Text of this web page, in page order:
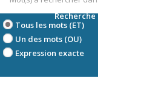
Tous les mots (ET)
Un des mots (OU)
Expression exacte
Recherche avancée